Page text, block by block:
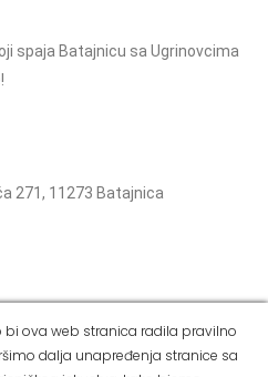
spaja Batajnicu sa Ugrinovcima
271, 11273 Batajnica
ova web stranica radila pravilno
dalja unapređenja stranice sa